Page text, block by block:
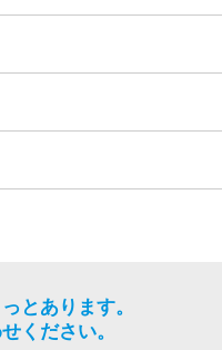
とあります。
ください。